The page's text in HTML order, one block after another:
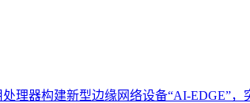
理器构建新型边缘网络设备“AI-EDGE”